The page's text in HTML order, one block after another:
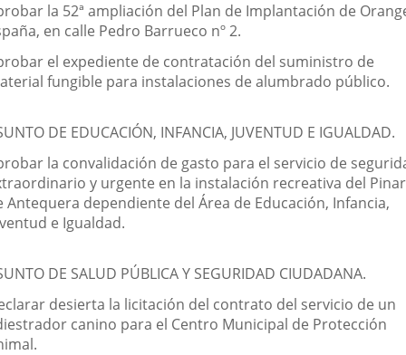
la 52ª ampliación del Plan de Implantación de
en calle Pedro Barrueco nº 2.
el expediente de contratación del suministro de
fungible para instalaciones de alumbrado público.
DE EDUCACIÓN, INFANCIA, JUVENTUD E IGUALDAD.
la convalidación de gasto para el servicio de
y urgente en la instalación recreativa del Pinar
Antequera dependiente del Área de Educación, Infancia,
e Igualdad.
DE SALUD PÚBLICA Y SEGURIDAD CIUDADANA.
desierta la licitación del contrato del servicio de un
canino para el Centro Municipal de Protección